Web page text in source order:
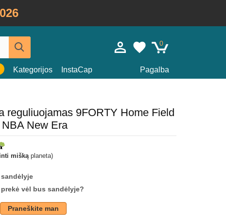
0
Kategorijos InstaCap Pagalba
reguliuojamas 9FORTY Home Field
New Era
miškąplaneta)
vėl bus sandėlyje?
Praneškite man